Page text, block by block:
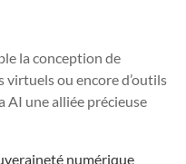
la conception de
virtuels ou encore d’outils
AI une alliée précieuse
numérique